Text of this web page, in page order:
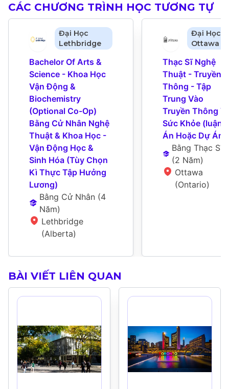
CÁC CHƯƠNG TRÌNH HỌC TƯƠNG TỰ
Đại Học
Lethbridge
Bachelor Of Arts &
Science - Khoa Học
Vận Động &
Biochemistry
(Optional Co-Op)
Bằng Cử Nhân Nghệ
Thuật & Khoa Học -
Vận Động Học &
Sinh Hóa (Tùy Chọn
Kì Thực Tập Hưởng
Lương)
Bằng Cử Nhân (4
Năm)
Lethbridge
(Alberta)
Đại Học
Ottawa
Thạc Sĩ Nghệ
Thuật - Truyền
Thông - Tập
Trung Vào
Truyền Thông
Sức Khỏe (luận
Án Hoặc Dự Án)
Bằng Thạc Sĩ
(2 Năm)
Ottawa
(Ontario)
BÀI VIẾT LIÊN QUAN